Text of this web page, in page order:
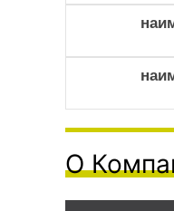
О